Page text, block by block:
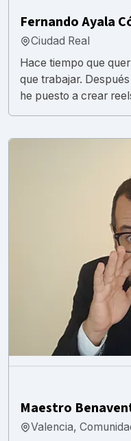
Fernando Ayala
Ciudad Real
Hace tiempo que
que trabajar.
he puesto a crear
Maestro
Valencia,